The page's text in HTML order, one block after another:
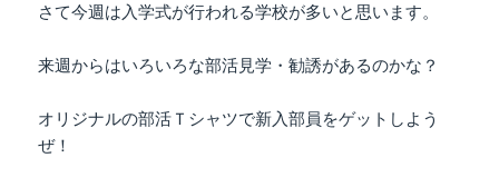
さて今週は入学式が行われる学校が多いと思います。
来週からはいろいろな部活見学・勧誘があるのかな？
オリジナルの部活Ｔシャツで新入部員をゲットしよう
ぜ！